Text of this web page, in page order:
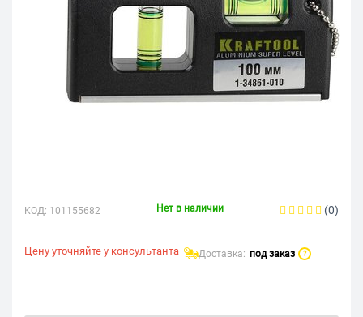
КОД: 101155682 Нет в наличии (0)
Цену уточняйте у консультанта Доставка: под заказ ?